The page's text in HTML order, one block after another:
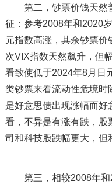
第二，钞票价钱天然
征：参考2008年和2020
元指数高涨，其余钞票价
次VIX指数天然飙升，但
看致使低于2024年8月日
类钞票来看流动性危境时
是好意思债出现涨幅而
看，不异是有涨有跌，股
司和科技股跌幅更大，但
第三，相较2008年和